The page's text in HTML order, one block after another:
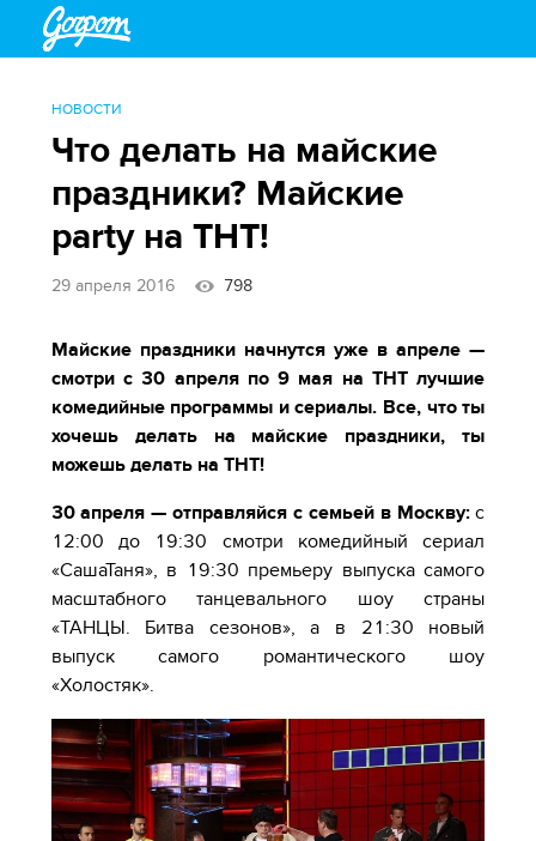
НОВОСТИ
Что делать на майские
праздники? Майские
party на ТНТ!
29 апреля 2016 798
Майские праздники начнутся уже в апреле —
смотри с 30 апреля по 9 мая на ТНТ лучшие
комедийные программы и сериалы. Все, что ты
хочешь делать на майские праздники, ты
можешь делать на ТНТ!
30 апреля — отправляйся с семьей в Москву:с
12:00 до 19:30 смотри комедийный сериал
«СашаТаня», в 19:30 премьеру выпуска самого
масштабного танцевального шоу страны
«ТАНЦЫ. Битва сезонов», а в 21:30 новый
выпуск самого романтического шоу
«Холостяк».